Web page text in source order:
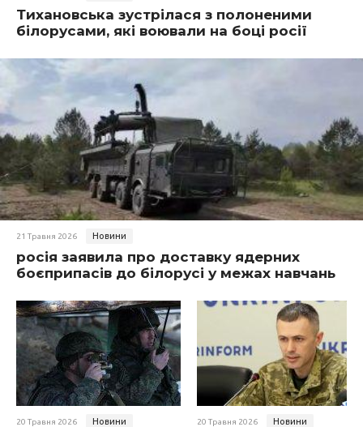
Тихановська зустрілася з полоненими
білорусами, які воювали на боці росії
21 Травня 2026 Новини
росія заявила про доставку ядерних
боєприпасів до білорусі у межах навчань
20 Травня 2026 Новини 20 Травня 2026 Новини